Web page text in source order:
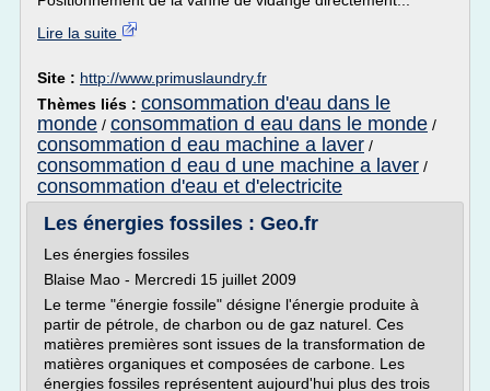
Lire la suite
Site : http://www.primuslaundry.fr
Thèmes liés : consommation d'eau dans le
monde / consommation d eau dans le monde /
consommation d eau machine a laver /
consommation d eau d une machine a laver /
consommation d'eau et d'electricite
Les énergies fossiles : Geo.fr
Les énergies fossiles
Blaise Mao - Mercredi 15 juillet 2009
Le terme "énergie fossile" désigne l'énergie produite à
partir de pétrole, de charbon ou de gaz naturel. Ces
matières premières sont issues de la transformation de
matières organiques et composées de carbone. Les
énergies fossiles représentent aujourd'hui plus des trois